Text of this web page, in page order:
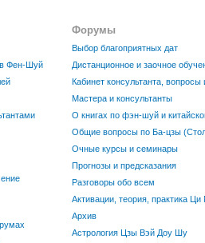
Фен-Шуй
Форумы
Выбор благоприятных дат
Дистанционное и заочное
Кабинет консультанта, вопросы
Мастера и консультанты
О книгах по фэн-шуй и
Общие вопросы по Ба-цзы
Очные курсы и семинары
Прогнозы и предсказания
Разговоры обо всем
Активации, теория, практика
Архив
Астрология Цзы Вэй Доу Шу